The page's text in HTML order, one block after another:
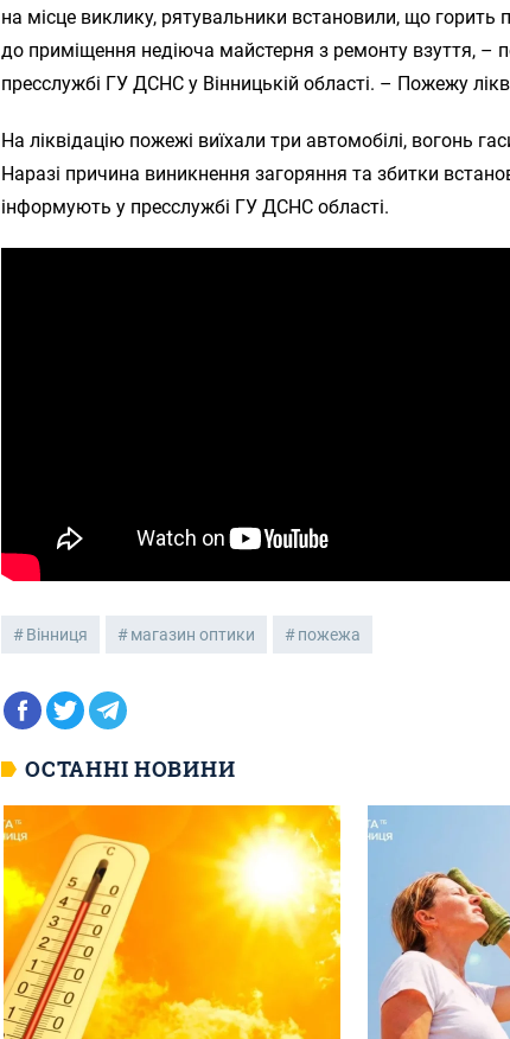
на місце виклику, рятувальники встановили, що горить
до приміщення недіюча майстерня з ремонту взуття, –
пресслужбі ГУ ДСНС у Вінницькій області. – Пожежу
На ліквідацію пожежі виїхали три автомобілі, вогонь
Наразі причина виникнення загоряння та збитки
інформують у пресслужбі ГУ ДСНС області.
Вінниця магазин оптики пожежа
ОСТАННІ НОВИНИ